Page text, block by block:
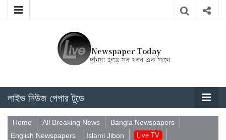
লাইভ নিউজ পেপার টুডে
Home All Breaking News
Bangla Newspapers
English Newspapers
Islami Jibon Live TV